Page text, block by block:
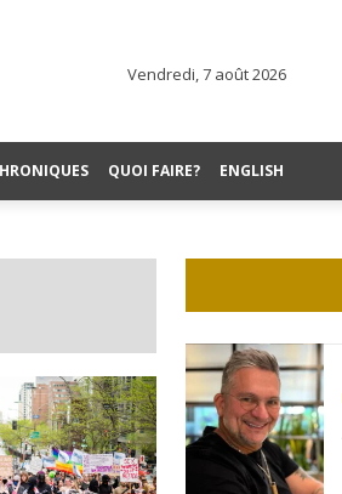
Vendredi, 7 août 2026
QUOI FAIRE? ENGLISH